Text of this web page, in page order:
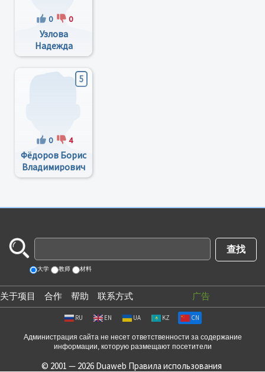
0 0
Узлова
Надежда
Васильевна
5
0 4
Фёдоров Борис
Владимирович
大学 教师 材料
关于项目 合作 帮助 联系方式 广告
RU EN UA KZ CN
Администрация сайта не несет ответственности за содержание
информации, которую размещают посетители
© 2001 — 2026 Duaweb Правила использования